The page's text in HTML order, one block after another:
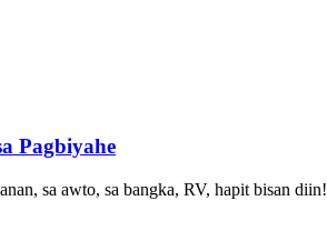
Pagbiyahe
sa awto, sa bangka, RV, hapit bisan diin!